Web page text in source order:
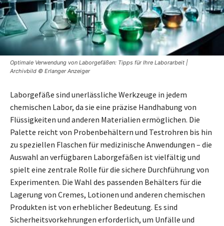
Optimale Verwendung von Laborgefäßen: Tipps für Ihre Laborarbeit |
Archivbild © Erlanger Anzeiger
Laborgefäße sind unerlässliche Werkzeuge in jedem
chemischen Labor, da sie eine präzise Handhabung von
Flüssigkeiten und anderen Materialien ermöglichen. Die
Palette reicht von Probenbehältern und Testrohren bis hin
zu speziellen Flaschen für medizinische Anwendungen – die
Auswahl an verfügbaren Laborgefäßen ist vielfältig und
spielt eine zentrale Rolle für die sichere Durchführung von
Experimenten. Die Wahl des passenden Behälters für die
Lagerung von Cremes, Lotionen und anderen chemischen
Produkten ist von erheblicher Bedeutung. Es sind
Sicherheitsvorkehrungen erforderlich, um Unfälle und